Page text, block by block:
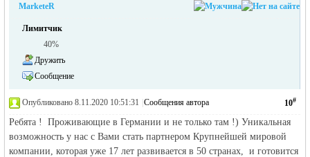
MarketeR
Лимитчик
40%
Дружить
Сообщение
10#
Опубликовано 8.11.2020 10:51:31 Сообщения автора
Ребята ! Проживающие в Германии и не только там !) Уникальная
возможность у нас с Вами стать партнером Крупнейшей мировой
компании, которая уже 17 лет развивается в 50 странах, и готовится